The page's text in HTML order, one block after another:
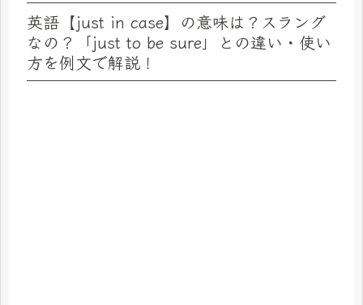
英語【just in case】の意味は？スラング
なの？「just to be sure」との違い・使い
方を例文で解説！